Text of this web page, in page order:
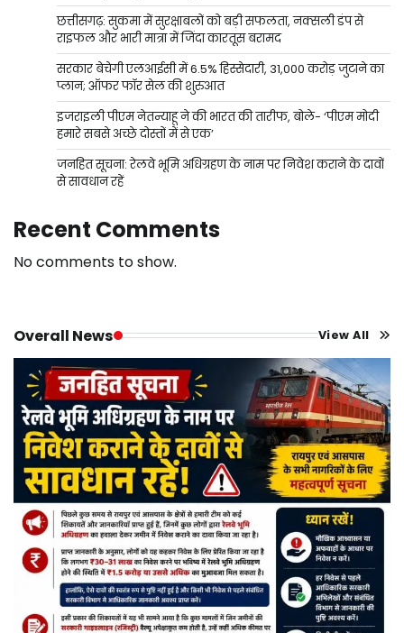
छत्तीसगढ़: सुकमा में सुरक्षाबलों को बड़ी सफलता, नक्सली डंप से
राइफल और भारी मात्रा में जिंदा कारतूस बरामद
सरकार बेचेगी एलआईसी में 6.5% हिस्सेदारी, 31,000 करोड़ जुटाने का
प्लान; ऑफर फॉर सेल की शुरुआत
इजराइली पीएम नेतन्याहू ने की भारत की तारीफ, बोले- ‘पीएम मोदी
हमारे सबसे अच्छे दोस्तों में से एक’
जनहित सूचना: रेलवे भूमि अधिग्रहण के नाम पर निवेश कराने के दावों
से सावधान रहें
Recent Comments
No comments to show.
Overall News View All